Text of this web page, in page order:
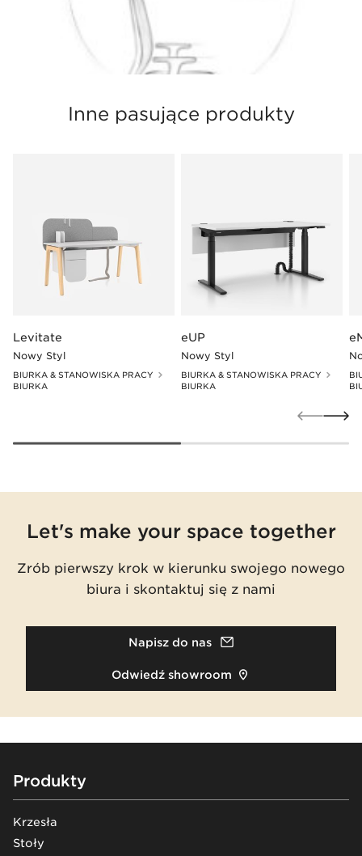
Inne pasujące produkty
Levitate
Nowy Styl
BIURKA & STANOWISKA PRACY
BIURKA
eUP
Nowy Styl
BIURKA & STANOWISKA PRACY
BIURKA
Let's make your space together
Zrób pierwszy krok w kierunku swojego nowego
biura i skontaktuj się z nami
Napisz do nas
Odwiedź showroom
Footer
Produkty
Krzesła
Stoły